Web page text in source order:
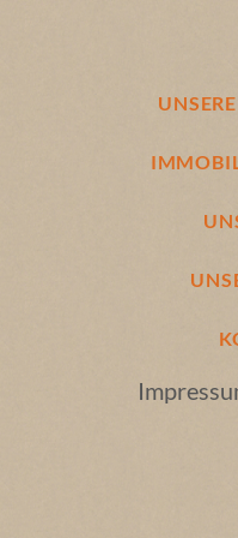
entsprechend mit beigen
über zwei
Umgestaltung wäre
Das Gäste-WC ist
lutherischen St.-
einer Buchhandlung,
Fitnesscenter stehen
Gepflegte und
bieten gediegene Hotels,
und Solarium und